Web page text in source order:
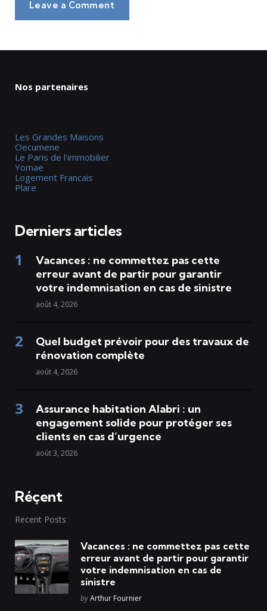
Leave a Comment
Nos partenaires
Les Grandes Maisons
Oecumene
Le Paris de l'immobilier
Yomae
Logement Francais
Plare
Derniers articles
Vacances : ne commettez pas cette
erreur avant de partir pour garantir
votre indemnisation en cas de sinistre
août 4, 2026
Quel budget prévoir pour des travaux de
rénovation complète
août 4, 2026
Assurance habitation Alabri : un
engagement solide pour protéger ses
clients en cas d’urgence
août 3, 2026
Réçent
Recent Posts
Vacances : ne commettez pas cette
erreur avant de partir pour garantir
votre indemnisation en cas de
sinistre
Posted
byArthur Fournier